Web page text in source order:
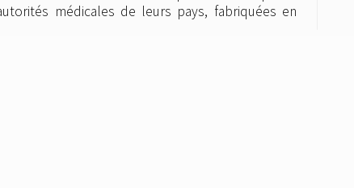
médicales de leurs pays, fabriquées en